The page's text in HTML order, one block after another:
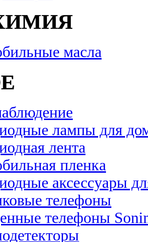
масла
лампы для
лента
пленка
аксессуары
телефоны
телефоны